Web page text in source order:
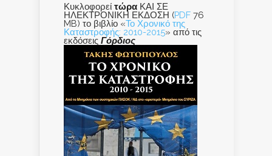
Κυκλοφορεί τώρα ΚΑΙ ΣΕ
ΗΛΕΚΤΡΟΝΙΚΗ ΕΚΔΟΣΗ (PDF 76
MB) το βιβλίο «Το Χρονικό της
Καταστροφής: 2010-2015» από τις
εκδόσεις Γόρδιος